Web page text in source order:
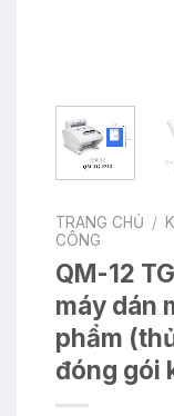
TRANG CHỦ /
CÔNG
QM-12
máy dán
phẩm
đóng gói